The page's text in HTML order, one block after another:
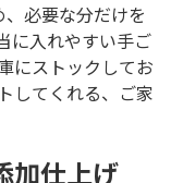
必要な分だけを
に入れやすい手ご
にストックしてお
してくれる、ご家
加仕上げ